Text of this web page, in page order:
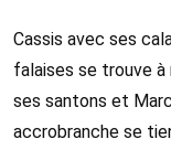
Cassis avec ses
falaises se trouve à
ses santons et
accrobranche se